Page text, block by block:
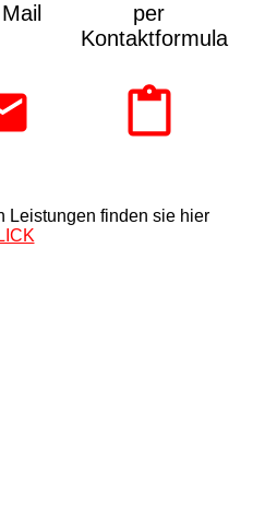
per
Kontaktformular:
Leistungen finden sie hier